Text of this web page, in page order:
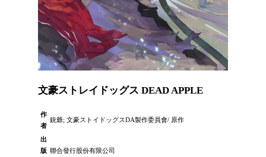
文豪ストレイドッグス DEAD APPLE
作
者
銃爺; 文豪ストイドッグスDA製作委員會/ 原作
出
版 聯合發行股份有限公司